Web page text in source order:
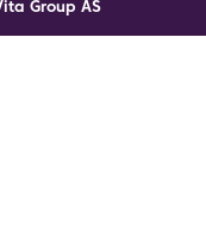
Group AS